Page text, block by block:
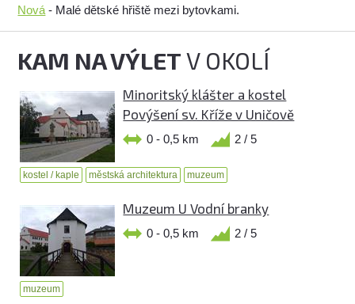
Nová - Malé dětské hřiště mezi bytovkami.
KAM NA VÝLETV OKOLÍ
Minoritský klášter a kostel
Povýšení sv. Kříže v Uničově
0 - 0,5 km 2 / 5
kostel / kaple městská architektura muzeum
Muzeum U Vodní branky
0 - 0,5 km 2 / 5
muzeum